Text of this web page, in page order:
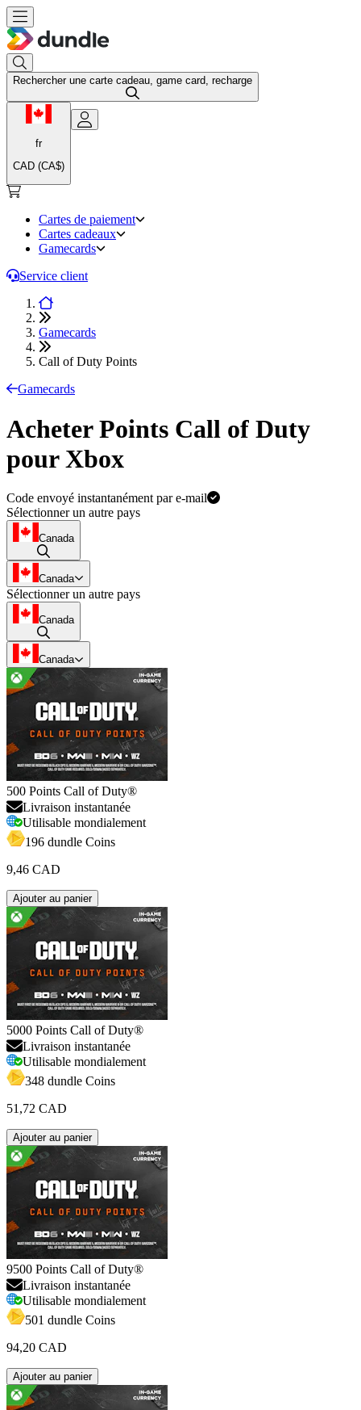
Rechercher une carte cadeau, game card, recharge
fr
CAD (CA$)
Cartes de paiement
Cartes cadeaux
Gamecards
Service client
Gamecards
Call of Duty Points
Gamecards
Acheter Points Call of Duty
pour Xbox
Code envoyé instantanément par e-mail
Sélectionner un autre pays
Canada
Canada
Sélectionner un autre pays
Canada
Canada
500 Points Call of Duty®
Livraison instantanée
Utilisable mondialement
196 dundle Coins
9,46 CAD
Ajouter au panier
5000 Points Call of Duty®
Livraison instantanée
Utilisable mondialement
348 dundle Coins
51,72 CAD
Ajouter au panier
9500 Points Call of Duty®
Livraison instantanée
Utilisable mondialement
501 dundle Coins
94,20 CAD
Ajouter au panier